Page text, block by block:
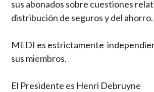
sus abonados sobre cuestiones
distribución de seguros y del ahorro.
MEDI es estrictamente
sus miembros.
El Presidente es Henri Debruyne